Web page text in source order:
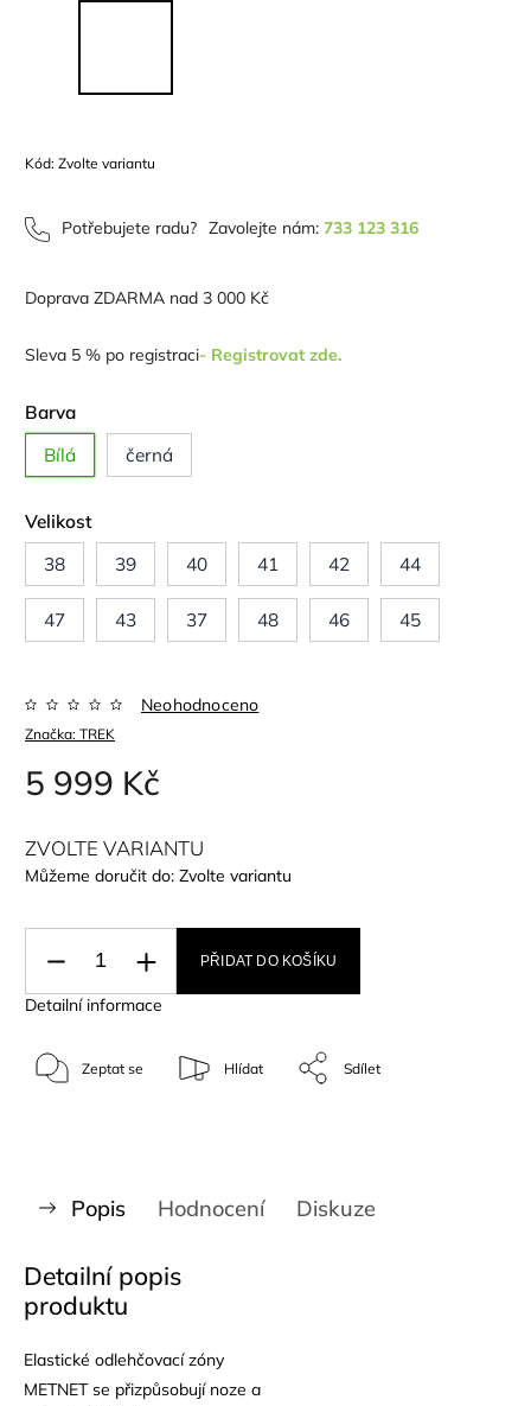
Kód: Zvolte variantu
Potřebujete radu? Zavolejte nám: 733 123 316
Doprava ZDARMA nad 3 000 Kč
Sleva 5 % po registraci- Registrovat zde.
Barva
Bílá
černá
Velikost
38
39 40 41 42 44
47 43 37 48 46 45
Značka: TREK
Neohodnoceno
5 999 Kč
ZVOLTE VARIANTU
Můžeme doručit do: Zvolte variantu
PŘIDAT DO KOŠÍKU
Detailní informace
Zeptat se Hlídat Sdílet
Popis Hodnocení Diskuze
Detailní popis
produktu
Elastické odlehčovací zóny
METNET se přizpůsobují noze a